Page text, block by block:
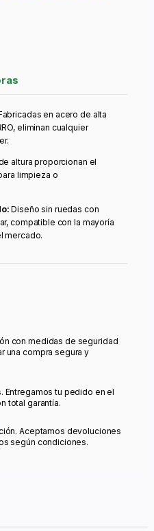
en acero de alta
eliminan cualquier
altura proporcionan el
limpieza o
Diseño sin ruedas con
compatible con la mayoría
mercado.
con medidas de seguridad
una compra segura y
Entregamos tu pedido en el
total garantía.
Aceptamos devoluciones
según condiciones.